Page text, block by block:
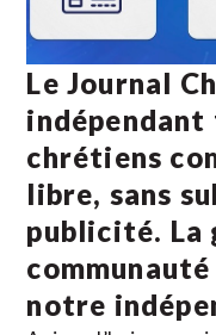
Le Journal
indépendant
chrétiens
libre, sans
publicité. La
notre